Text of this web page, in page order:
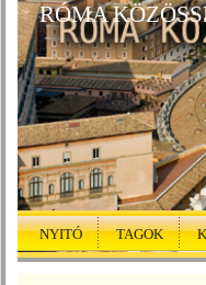
RÓMA
NYITÓ TAGOK